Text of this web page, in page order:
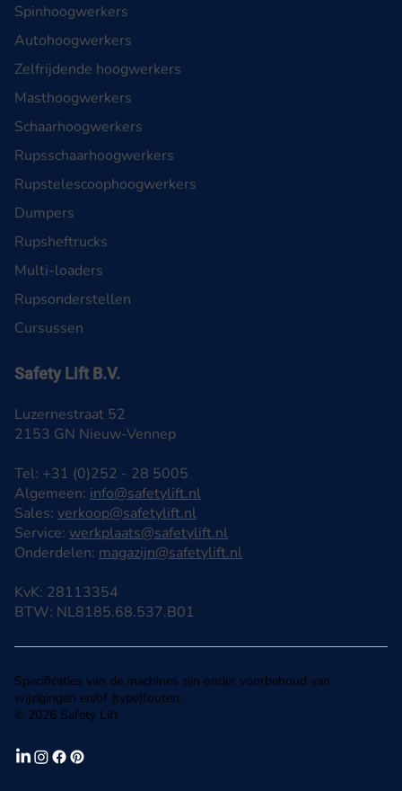
Specificaties van de machines zijn onder voorbehoud van
wijzigingen en/of (type)fouten.
© 2026 Safety Lift
Safety Lift B.V.
Luzernestraat 52
2153 GN Nieuw-Vennep
Tel: +31 (0)252 - 28 5005
Algemeen: info@safetylift.nl
Sales: verkoop@safetylift.nl
Service: werkplaats@safetylift.nl
Onderdelen: magazijn@safetylift.nl
KvK: 28113354
BTW: NL8185.68.537.B01
Spinhoogwerkers
Autohoogwerkers
Zelfrijdende hoogwerkers
Masthoogwerkers
Schaarhoogwerkers
Rupsschaarhoogwerkers
Rupstelescoophoogwerkers
Dumpers
Rupsheftrucks
Multi-loaders
Rupsonderstellen
Cursussen